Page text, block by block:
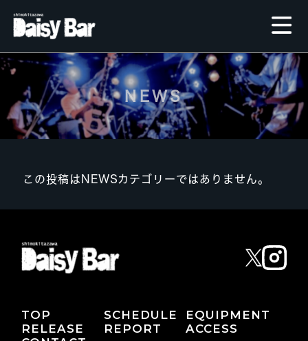
NEWS
この投稿はNEWSカテゴリーではありません。
TOP SCHEDULE
EQUIPMENT
RELEASE
REPORT
ACCESS